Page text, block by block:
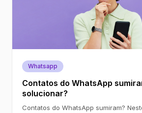
Whatsapp
Contatos do WhatsApp
solucionar?
Contatos do WhatsApp sumiram?